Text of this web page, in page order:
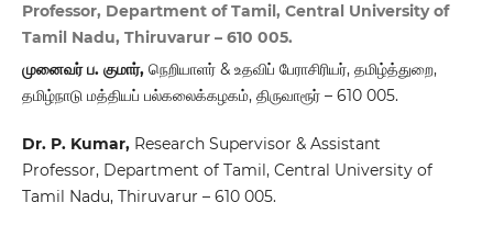
Professor, Department of Tamil, Central University of
Tamil Nadu, Thiruvarur – 610 005.
முனைவர் ப. குமார், நெறியாளர் & உதவிப் பேராசிரியர், தமிழ்த்துறை,
தமிழ்நாடு மத்தியப் பல்கலைக்கழகம், திருவாரூர் – 610 005.
Dr. P. Kumar, Research Supervisor & Assistant
Professor, Department of Tamil, Central University of
Tamil Nadu, Thiruvarur – 610 005.